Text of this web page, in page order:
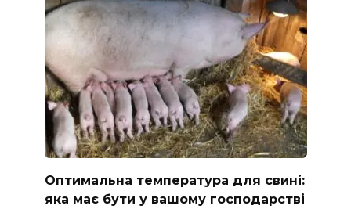
Оптимальна температура для свині:
яка має бути у вашому господарстві